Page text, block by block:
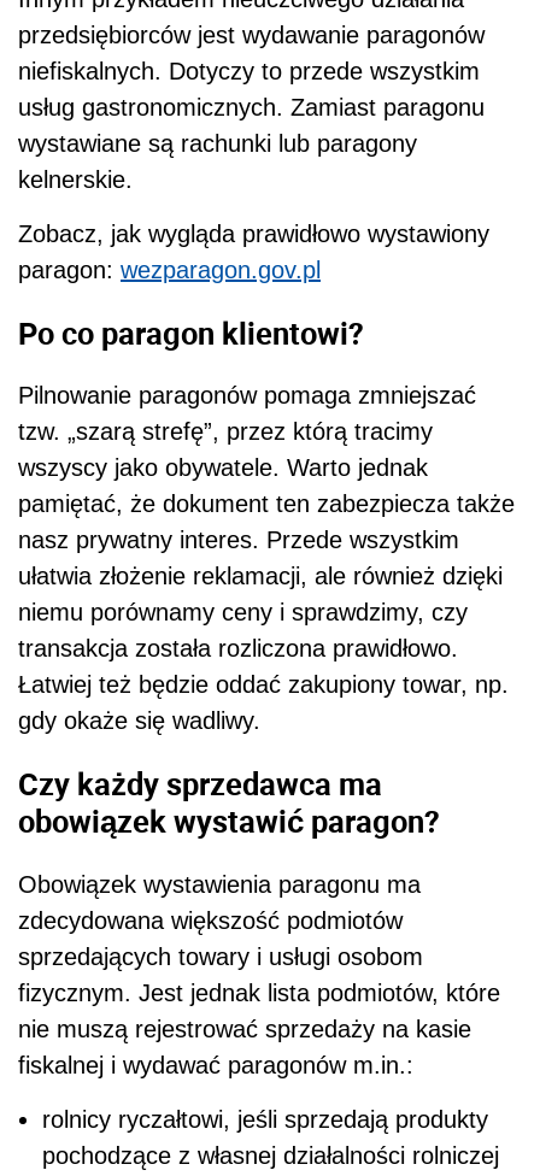
przedsiębiorców jest wydawanie paragonów
niefiskalnych. Dotyczy to przede wszystkim
usług gastronomicznych. Zamiast paragonu
wystawiane są rachunki lub paragony
kelnerskie.
Zobacz, jak wygląda prawidłowo wystawiony
paragon: wezparagon.gov.pl
Po co paragon klientowi?
Pilnowanie paragonów pomaga zmniejszać
tzw. „szarą strefę”, przez którą tracimy
wszyscy jako obywatele. Warto jednak
pamiętać, że dokument ten zabezpiecza także
nasz prywatny interes. Przede wszystkim
ułatwia złożenie reklamacji, ale również dzięki
niemu porównamy ceny i sprawdzimy, czy
transakcja została rozliczona prawidłowo.
Łatwiej też będzie oddać zakupiony towar, np.
gdy okaże się wadliwy.
Czy każdy sprzedawca ma
obowiązek wystawić paragon?
Obowiązek wystawienia paragonu ma
zdecydowana większość podmiotów
sprzedających towary i usługi osobom
fizycznym. Jest jednak lista podmiotów, które
nie muszą rejestrować sprzedaży na kasie
fiskalnej i wydawać paragonów m.in.:
rolnicy ryczałtowi, jeśli sprzedają produkty
pochodzące z własnej działalności rolniczej